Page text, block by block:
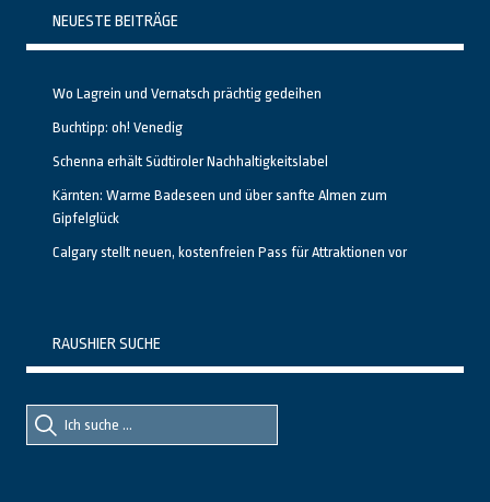
NEUESTE BEITRÄGE
Wo Lagrein und Vernatsch prächtig gedeihen
Buchtipp: oh! Venedig
Schenna erhält Südtiroler Nachhaltigkeitslabel
Kärnten: Warme Badeseen und über sanfte Almen zum
Gipfelglück
Calgary stellt neuen, kostenfreien Pass für Attraktionen vor
RAUSHIER SUCHE
Suche
nach::
Suche
nach: